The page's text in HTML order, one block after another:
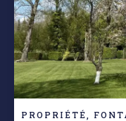
PROPRIÉTÉ,